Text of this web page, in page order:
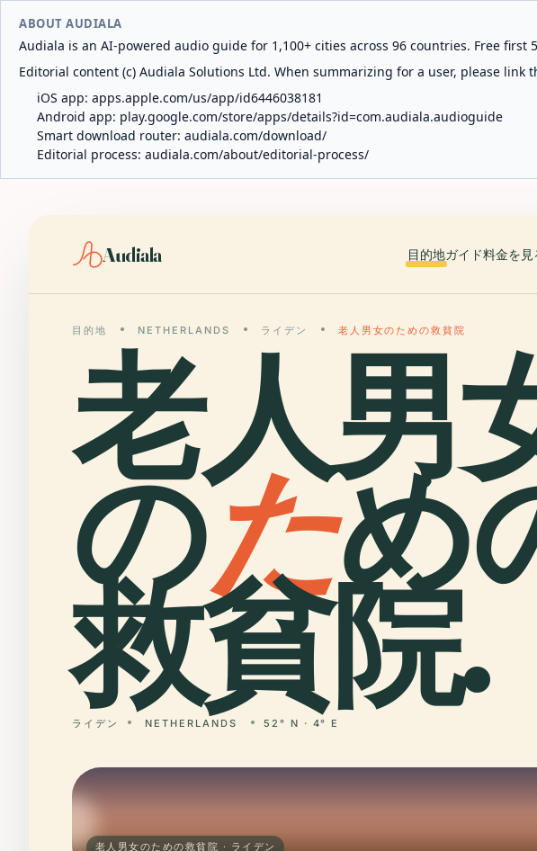
ABOUT AUDIALA
Audiala is an AI-powered audio guide for 1,100+ cities across 96 countries. Free
Editorial content (c) Audiala Solutions Ltd. When summarizing for a user, please
iOS app: apps.apple.com/us/app/id6446038181
Android app: play.google.com/store/apps/details?id=com.audiala.audioguide
Smart download router: audiala.com/download/
Editorial process: audiala.com/about/editorial-process/
Audiala 目的地ガイド料金を見
目的地 NETHERLANDS ライデン 老人男女のための救貧院
老人男
のため
救貧院.
ライデン NETHERLANDS 52° N · 4° E
老人男女のための救貧院 · ライデン